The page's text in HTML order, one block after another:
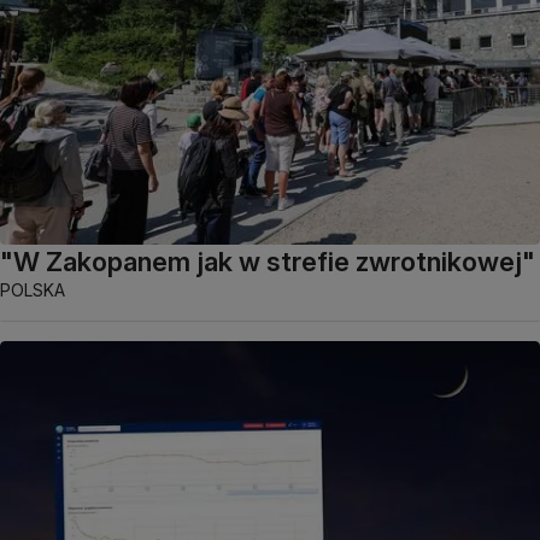
"W Zakopanem jak w strefie zwrotnikowej"
POLSKA